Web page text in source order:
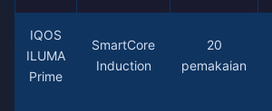
IQOS
ILUMA
Prime
SmartCore
Induction
20
pemakaian